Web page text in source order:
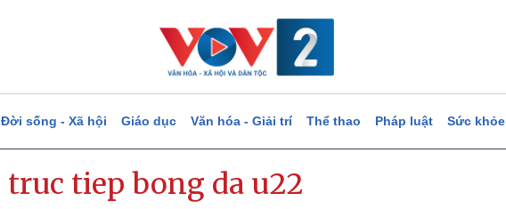
Đời sống - Xã hội Giáo dục Văn hóa - Giải trí Thể thao Pháp luật Sức khỏe
truc tiep bong da u22